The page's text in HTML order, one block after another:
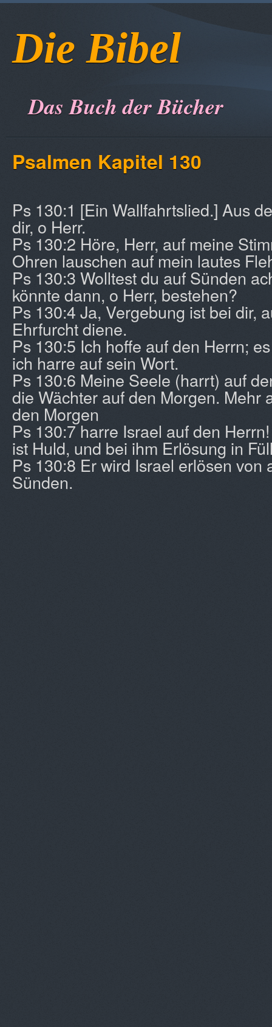
Die Bibel
Das Buch der Bücher
Psalmen Kapitel 130
Ps 130:1 [Ein Wallfahrtslied.] Aus
dir, o Herr.
Ps 130:2 Höre, Herr, auf meine
Ohren lauschen auf mein lautes
Ps 130:3 Wolltest du auf Sünden
könnte dann, o Herr, bestehen?
Ps 130:4 Ja, Vergebung ist bei dir,
Ehrfurcht diene.
Ps 130:5 Ich hoffe auf den Herrn;
ich harre auf sein Wort.
Ps 130:6 Meine Seele (harrt) auf
die Wächter auf den Morgen. Mehr
den Morgen
Ps 130:7 harre Israel auf den
ist Huld, und bei ihm Erlösung in
Ps 130:8 Er wird Israel erlösen von
Sünden.